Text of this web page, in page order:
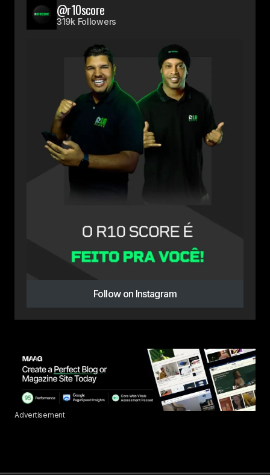
@r10score
319k Followers
Follow on Instagram
Advertisement